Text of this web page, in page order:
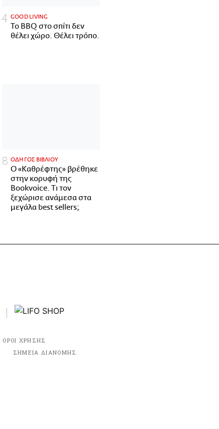
GOOD LIVING
Το BBQ στο σπίτι δεν
θέλει χώρο. Θέλει τρόπο.
ΟΔΗΓΟΣ ΒΙΒΛΙΟΥ
Ο «Καθρέφτης» βρέθηκε
στην κορυφή της
Bookvoice. Τι τον
ξεχώρισε ανάμεσα στα
μεγάλα best sellers;
ΟΡΟΙ ΧΡΗΣΗΣ
ΣΗΜΕΙΑ ΔΙΑΝΟΜΗΣ